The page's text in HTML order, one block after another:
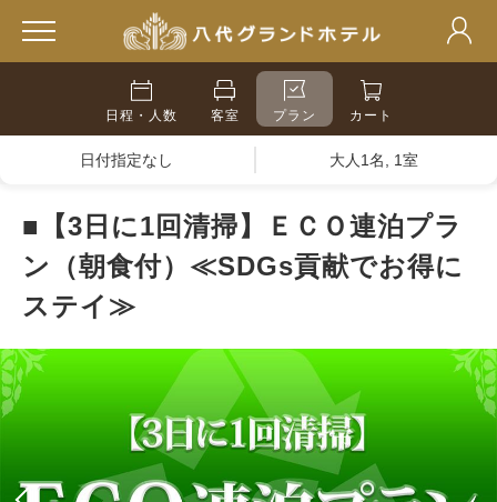
日程・人数 客室 プラン カート
日付指定なし 大人1名, 1室
■【3日に1回清掃】ＥＣＯ連泊プラ
ン（朝食付）≪SDGs貢献でお得に
ステイ≫